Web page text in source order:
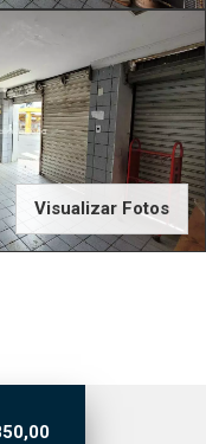
Visualizar Fotos